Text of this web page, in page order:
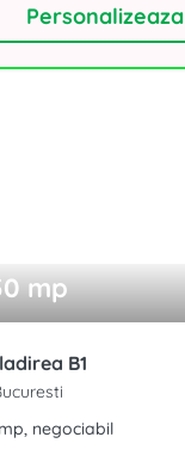
mp
B1
negociabil
Personalizeaza